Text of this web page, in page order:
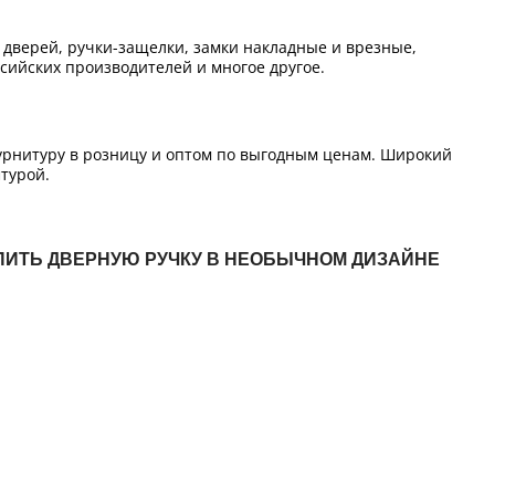
ручки-защелки, замки накладные и врезные,
производителей и многое другое.
в розницу и оптом по выгодным ценам. Широкий
ДВЕРНУЮ РУЧКУ В НЕОБЫЧНОМ ДИЗАЙНЕ